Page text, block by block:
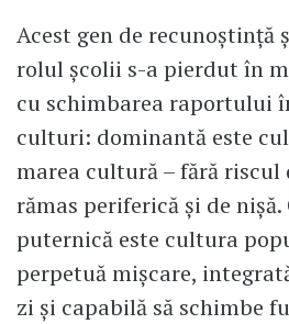
Acest gen de recunoștință
rolul școlii s-a pierdut în
cu schimbarea raportului
culturi: dominantă este
marea cultură – fără riscul
rămas periferică și de
puternică este cultura
perpetuă mișcare,
zi și capabilă să schimbe